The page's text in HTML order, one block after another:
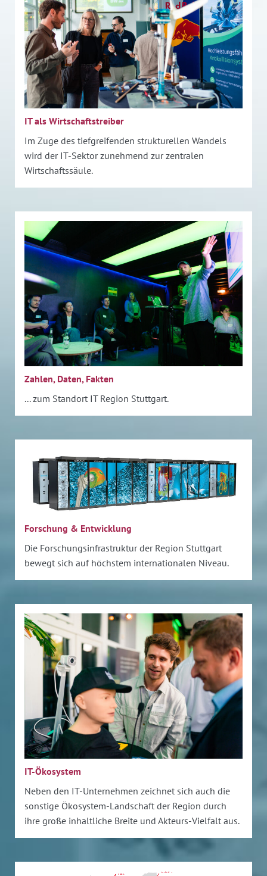
IT als Wirtschaftstreiber
Im Zuge des tiefgreifenden strukturellen Wandels
wird der IT-Sektor zunehmend zur zentralen
Wirtschaftssäule.
Zahlen, Daten, Fakten
... zum Standort IT Region Stuttgart.
Forschung & Entwicklung
Die Forschungsinfrastruktur der Region Stuttgart
bewegt sich auf höchstem internationalen Niveau.
IT-Ökosystem
Neben den IT-Unternehmen zeichnet sich auch die
sonstige Ökosystem-Landschaft der Region durch
ihre große inhaltliche Breite und Akteurs-Vielfalt aus.